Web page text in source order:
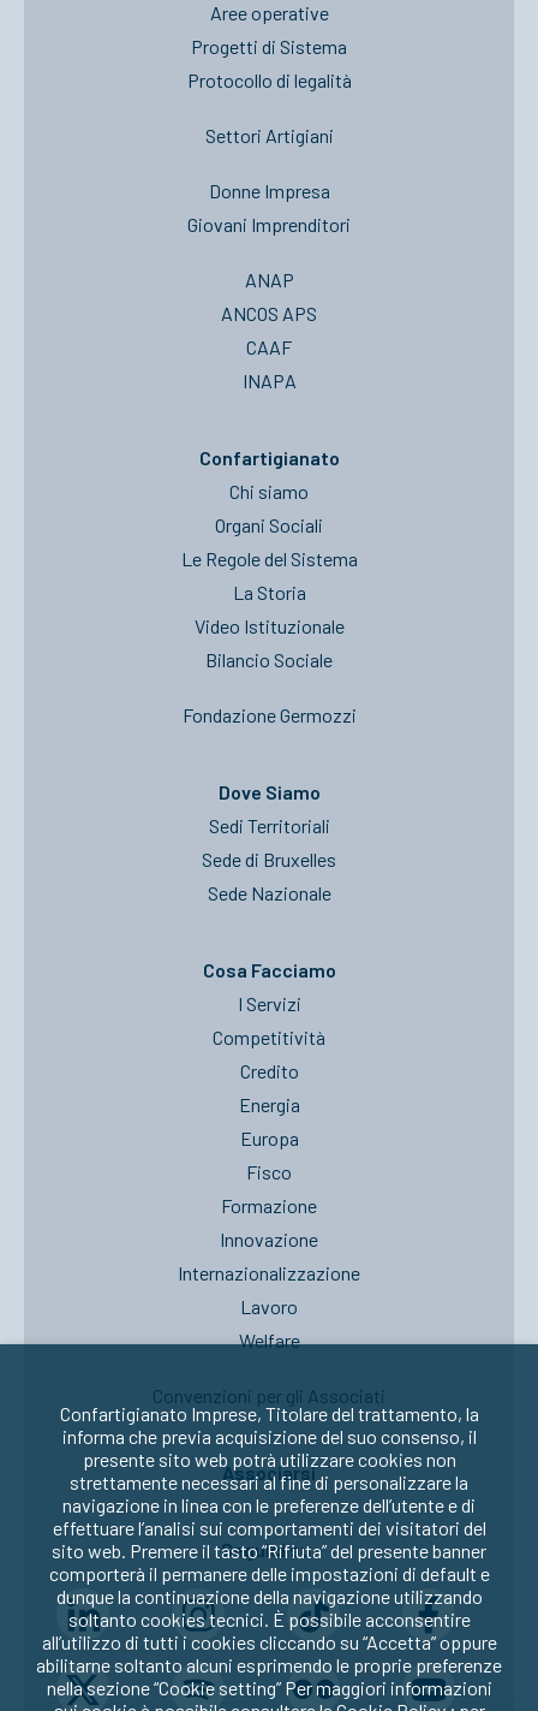
Aree operative
Progetti di Sistema
Protocollo di legalità
Settori Artigiani
Donne Impresa
Giovani Imprenditori
ANAP
ANCOS APS
CAAF
INAPA
Confartigianato
Chi siamo
Organi Sociali
Le Regole del Sistema
La Storia
Video Istituzionale
Bilancio Sociale
Fondazione Germozzi
Dove Siamo
Sedi Territoriali
Sede di Bruxelles
Sede Nazionale
Cosa Facciamo
I Servizi
Competitività
Credito
Energia
Europa
Fisco
Formazione
Innovazione
Internazionalizzazione
Lavoro
Welfare
Convenzioni per gli Associati
Associarsi
Seguici su:
Confartigianato Imprese, Titolare del trattamento, la
informa che previa acquisizione del suo consenso, il
presente sito web potrà utilizzare cookies non
strettamente necessari al fine di personalizzare la
navigazione in linea con le preferenze dell’utente e di
effettuare l’analisi sui comportamenti dei visitatori del
sito web. Premere il tasto “Rifiuta” del presente banner
comporterà il permanere delle impostazioni di default e
dunque la continuazione della navigazione utilizzando
soltanto cookies tecnici. È possibile acconsentire
all’utilizzo di tutti i cookies cliccando su “Accetta” oppure
abilitarne soltanto alcuni esprimendo le proprie preferenze
nella sezione “Cookie setting” Per maggiori informazioni